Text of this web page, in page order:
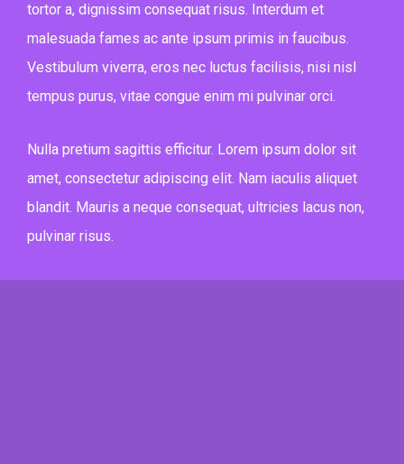
tortor a, dignissim consequat risus. Interdum et
malesuada fames ac ante ipsum primis in faucibus.
Vestibulum viverra, eros nec luctus facilisis, nisi nisl
tempus purus, vitae congue enim mi pulvinar orci.
Nulla pretium sagittis efficitur. Lorem ipsum dolor sit
amet, consectetur adipiscing elit. Nam iaculis aliquet
blandit. Mauris a neque consequat, ultricies lacus non,
pulvinar risus.